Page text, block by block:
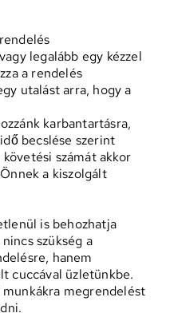
legalább egy kézzel
a rendelés
utalást arra, hogy a
karbantartásra,
becslése szerint
számát akkor
a kiszolgált
is behozhatja
szükség a
hanem
cuccával üzletünkbe.
megrendelést